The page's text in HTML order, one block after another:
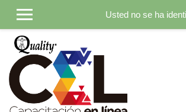
Usted no se ha